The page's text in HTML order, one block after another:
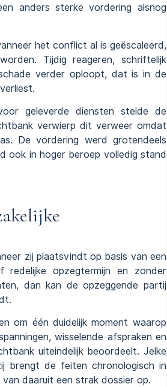
anders sterke vordering alsnog
het conflict al is geëscaleerd,
Tijdig reageren, schriftelijk
verder oploopt, dat is in de
geleverde diensten stelde de
verwierp dit verweer omdat
De vordering werd grotendeels
ook in hoger beroep volledig stand
zij plaatsvindt op basis van een
redelijke opzegtermijn en zonder
dan kan de opzeggende partij
om één duidelijk moment waarop
wisselende afspraken en
uiteindelijk beoordeelt. Jelke
brengt de feiten chronologisch in
daaruit een strak dossier op.